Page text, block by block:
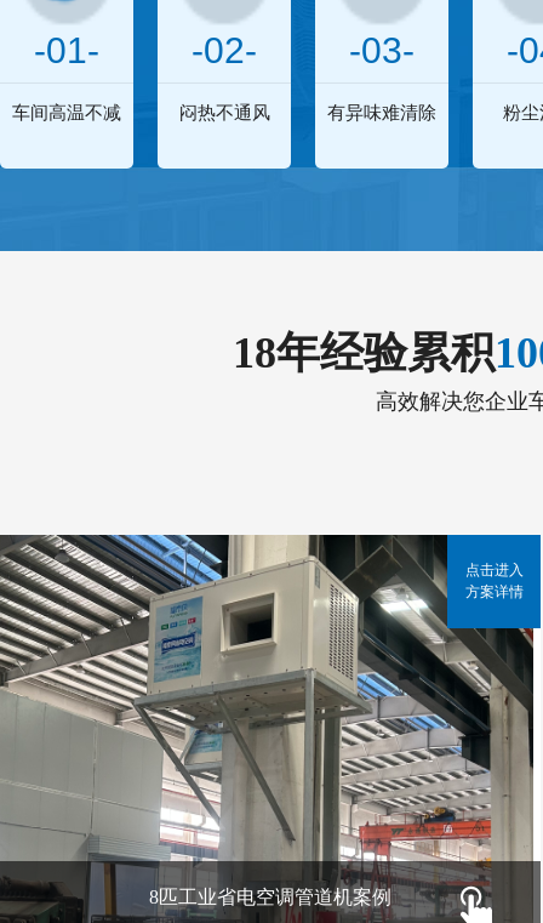
-01-
车间高温不减
-02-
闷热不通风
-03-
有异味难清除
-
粉尘
18年经验累积
高效解决您企业
8匹工业省电空调管道机案例
点击进入
方案详情